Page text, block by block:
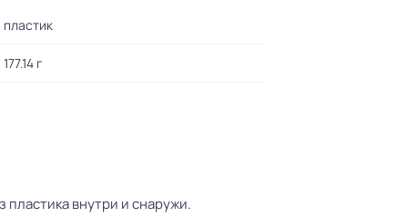
пластик
177.14 г
пластика внутри и снаружи.